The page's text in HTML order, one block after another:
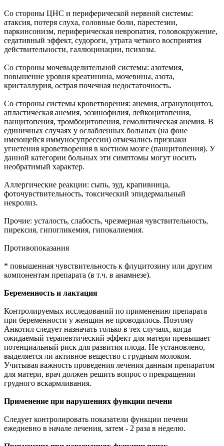
Со стороны ЦНС и периферической нервной системы:
атаксия, потеря слуха, головные боли, парестезии,
паркинсонизм, периферическая невропатия, головокружение,
седативный эффект, судороги, утрата четкого восприятия
действительности, галлюцинации, психозы.
Со стороны мочевыделительной системы: азотемия,
повышение уровня креатинина, мочевины, азота,
кристаллурия, острая почечная недостаточность.
Со стороны системы кроветворения: анемия, агранулоцитоз,
апластическая анемия, эозинофилия, лейкоцитопения,
панцитопения, тромбоцитопения, гемолитическая анемия. В
единичных случаях у ослабленных больных (на фоне
имеющейся иммуносупрессии) отмечались признаки
угнетения кроветворения в костном мозге (панцитопения). У
данной категории больных эти симптомы могут носить
необратимый характер.
Аллергические реакции: сыпь, зуд, крапивница,
фоточувствительность, токсический эпидермальный
некролиз.
Прочие: усталость, слабость, чрезмерная чувствительность,
пирексия, гипогликемия, гипокалиемия.
Противопоказания
* повышенная чувствительность к флуцитозину или другим
компонентам препарата (в т.ч. в анамнезе).
Беременность и лактация
Контролируемых исследований по применению препарата
при беременности у женщин не проводилось. Поэтому
Анкотил следует назначать только в тех случаях, когда
ожидаемый терапевтический эффект для матери превышает
потенциальный риск для развития плода. Не установлено,
выделяется ли активное вещество с грудным молоком.
Учитывая важность проведения лечения данным препаратом
для матери, врач должен решить вопрос о прекращении
грудного вскармливания.
Применение при нарушениях функции печени
Следует контролировать показатели функции печени
ежедневно в начале лечения, затем - 2 раза в неделю.